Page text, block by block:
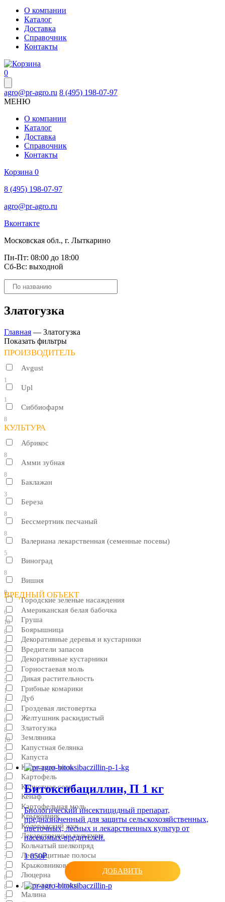
О компании
Каталог
Доставка
Справочник
Контакты
0
agro@pr-agro.ru 8 (495) 198-07-97
МЕНЮ
О компании
Каталог
Доставка
Справочник
Контакты
Корзина 0
8 (495) 198-07-97
agro@pr-agro.ru
Вконтакте
Московская обл., г. Лыткарино
Пн-Пт: 08:00 до 18:00
Сб-Вс: выходной
Поиск
товаров
Златогузка
Главная — Златогузка
Показать фильтры
ПРОИЗВОДИТЕЛЬ
Avgust
1
Upl
1
Сиббиофарм
8
КУЛЬТУРА
Абрикос
8
Амми зубная
8
Баклажан
3
Береза
8
Бессмертник песчаный
8
Валериана лекарственная (семенные посевы)
5
Виноград
8
Вишня
8
Городские зеленые насаждения
6
Груша
8
Декоративные деревья и кустарники
5
Декоративные кустарники
2
Дикая растительность
1
Дуб
8
Желтушник раскидистый
8
Земляника
5
Капуста
9
Картофель
8
Кенаф
3
Крыжовник
8
Лекарственные культуры
3
Лесозащитные полосы
2
Люцерна
8
Малина
ВРЕДНЫЙ ОБЪЕКТ
Американская белая бабочка
10
Боярышница
4
Вредители запасов
3
Горностаевая моль
5
Грибные комарики
1
Гроздевая листовертка
8
Златогузка
10
Капустная белянка
9
Капустная моль
8
Капустная совка
9
Картофельная моль
5
Колорадский жук
3
Кольчатый шелкопряд
7
Крыжовниковая огневка
8
Листовая галлица
3
Битоксибациллин, П 1 кг
Биологический инсектицидный препарат,
предназначенный для защиты сельскохозяйственных,
цветочных, лесных и лекарственных культур от
насекомых-вредителей.
1 850₽
ДОБАВИТЬ